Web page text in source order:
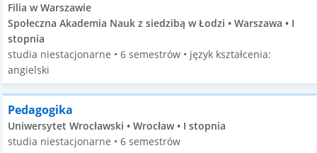
Filia w Warszawie
Społeczna Akademia Nauk z siedzibą w Łodzi • Warszawa • I
stopnia
studia niestacjonarne • 6 semestrów • język kształcenia:
angielski
Pedagogika
Uniwersytet Wrocławski • Wrocław • I stopnia
studia niestacjonarne • 6 semestrów